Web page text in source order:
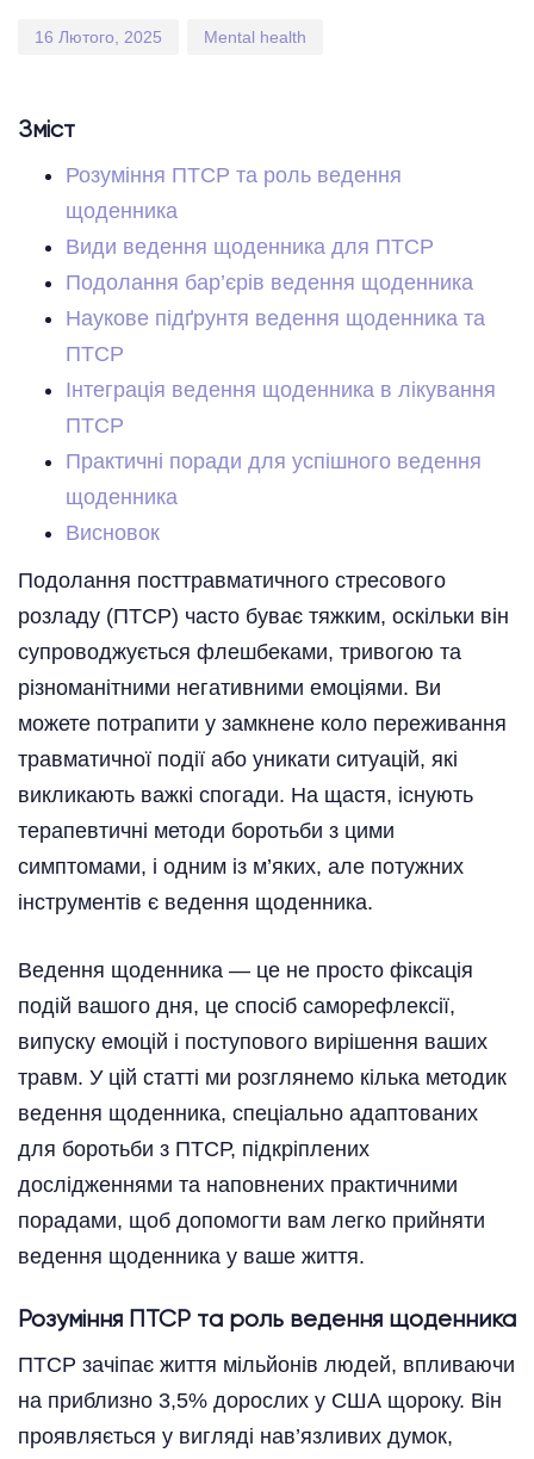
16 Лютого, 2025 Mental health
Зміст
Розуміння ПТСР та роль ведення
щоденника
Види ведення щоденника для ПТСР
Подолання бар’єрів ведення щоденника
Наукове підґрунтя ведення щоденника та
ПТСР
Інтеграція ведення щоденника в лікування
ПТСР
Практичні поради для успішного ведення
щоденника
Висновок
Подолання посттравматичного стресового
розладу (ПТСР) часто буває тяжким, оскільки він
супроводжується флешбеками, тривогою та
різноманітними негативними емоціями. Ви
можете потрапити у замкнене коло переживання
травматичної події або уникати ситуацій, які
викликають важкі спогади. На щастя, існують
терапевтичні методи боротьби з цими
симптомами, і одним із м’яких, але потужних
інструментів є ведення щоденника.
Ведення щоденника — це не просто фіксація
подій вашого дня, це спосіб саморефлексії,
випуску емоцій і поступового вирішення ваших
травм. У цій статті ми розглянемо кілька методик
ведення щоденника, спеціально адаптованих
для боротьби з ПТСР, підкріплених
дослідженнями та наповнених практичними
порадами, щоб допомогти вам легко прийняти
ведення щоденника у ваше життя.
Розуміння ПТСР та роль ведення щоденника
ПТСР зачіпає життя мільйонів людей, впливаючи
на приблизно 3,5% дорослих у США щороку. Він
проявляється у вигляді нав’язливих думок,